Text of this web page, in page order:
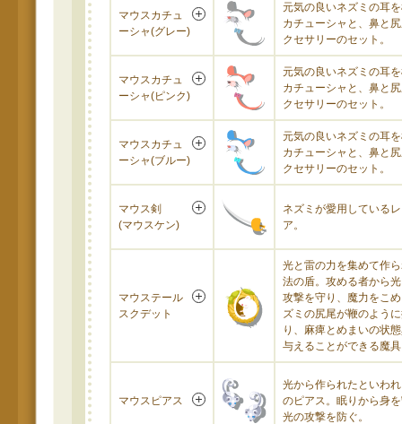
マウスカチュ
ーシャ(グレー)
元気の良いネズミの耳
カチューシャと、鼻と
クセサリーのセット。
マウスカチュ
ーシャ(ピンク)
元気の良いネズミの耳
カチューシャと、鼻と
クセサリーのセット。
マウスカチュ
ーシャ(ブルー)
元気の良いネズミの耳
カチューシャと、鼻と
クセサリーのセット。
マウス剣
(マウスケン)
ネズミが愛用している
ア。
マウステール
スクデット
光と雷の力を集めて作
法の盾。攻める者から
攻撃を守り、魔力をこ
ズミの尻尾が鞭のよう
り、麻痺とめまいの状
与えることができる魔
マウスピアス
光から作られたといわ
のピアス。眠りから身
光の攻撃を防ぐ。